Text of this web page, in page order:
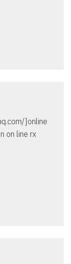
]online
on line rx